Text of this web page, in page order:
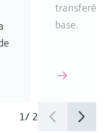
base.
1/ 2